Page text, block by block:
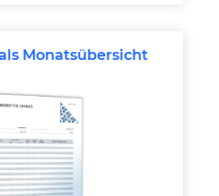
Monatsübersicht